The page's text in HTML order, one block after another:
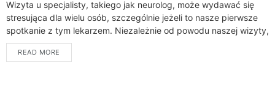
Wizyta u specjalisty, takiego jak neurolog, może wydawać się
stresująca dla wielu osób, szczególnie jeżeli to nasze pierwsze
spotkanie z tym lekarzem. Niezależnie od powodu naszej wizyty,
dobrze jest wiedzieć,...
READ MORE